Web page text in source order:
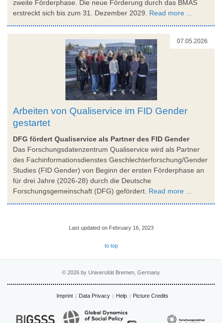
zweite Förderphase. Die neue Förderung durch das BMAS
erstreckt sich bis zum 31. Dezember 2029. Read more ...
07.05.2026
Arbeiten von Qualiservice im FID Gender
gestartet
DFG fördert Qualiservice als Partner des FID Gender
Das Forschungsdatenzentrum Qualiservice wird als Partner
des Fachinformationsdienstes Geschlechterforschung/Gender
Studies (FID Gender) von Beginn der ersten Förderphase an
für drei Jahre (2026-28) durch die Deutsche
Forschungsgemeinschaft (DFG) gefördert. Read more ...
Last updated on February 16, 2023
to top
© 2026 by Universität Bremen, Germany
Imprint Data Privacy Help Picture Credits